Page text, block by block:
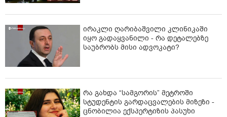
ირაკლი ღარიბაშვილი კლინიკაში
იყო გადაყვანილი - რა დეტალებზე
საუბრობს მისი ადვოკატი?
რა გახდა “სამგორის” მეტროში
სტუდენტის გარდაცვალების მიზეზი -
ცნობილია ექსპერტიზის პასუხი